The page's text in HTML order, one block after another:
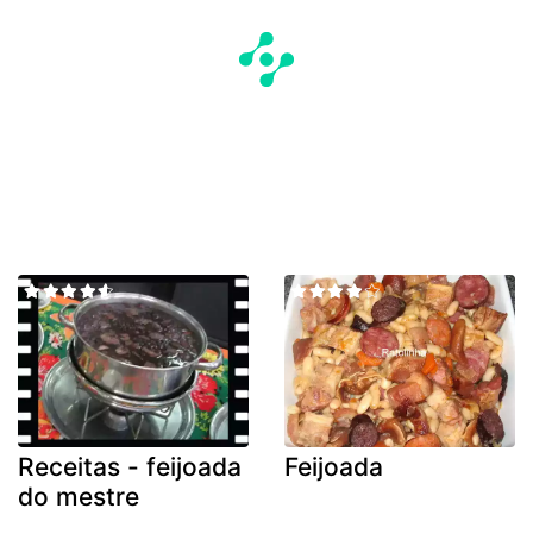
Receitas - feijoada
do mestre
Feijoada